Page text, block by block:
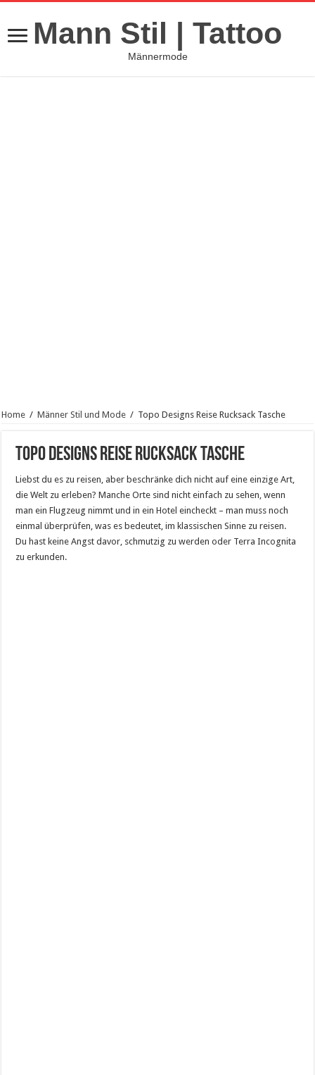
Mann Stil | Tattoo
Männermode
Home / Männer Stil und Mode / Topo Designs Reise Rucksack Tasche
Topo Designs Reise Rucksack Tasche
Liebst du es zu reisen, aber beschränke dich nicht auf eine einzige Art,
die Welt zu erleben? Manche Orte sind nicht einfach zu sehen, wenn
man ein Flugzeug nimmt und in ein Hotel eincheckt – man muss noch
einmal überprüfen, was es bedeutet, im klassischen Sinne zu reisen.
Du hast keine Angst davor, schmutzig zu werden oder Terra Incognita
zu erkunden.